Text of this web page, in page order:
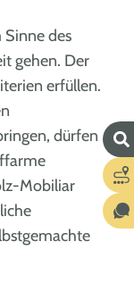
Sinne des
gehen. Der
erfüllen.
dürfen
Mobiliar